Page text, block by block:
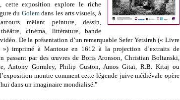
cette exposition explore le riche
du Golemdans les arts visuels, à
mêlant peinture, dessin,
cinéma, littérature, bande
De la présentation d’un remarquable Sefer Yetsirah (« Livre
») imprimé à Mantoue en 1612 à la projection d’extraits de
passant par des œuvres de Boris Aronson, Christian Boltanski,
Antony Gormley, Philip Guston, Amos Gitaï, R.B. Kitaj ou
montre comment cette légende juive médiévale opère
dans un imaginaire mondialisé."